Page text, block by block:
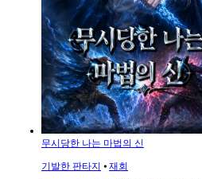
무시당한 나는 마법의 신
기발한 판타지 ⦁ 재회